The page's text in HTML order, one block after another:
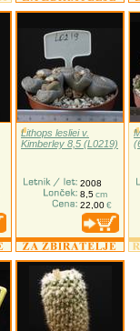
Lithops lesliei v.
Kimberley 8,5 (L0219)
2008
8,5cm
22,00€